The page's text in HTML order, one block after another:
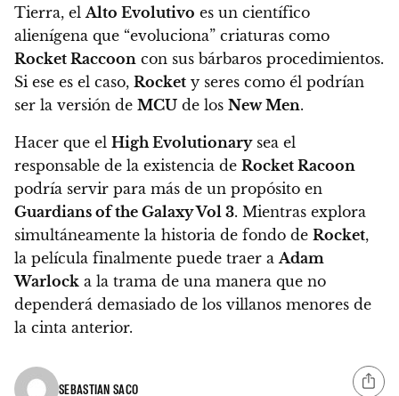
Tierra, elAlto Evolutivo es un científico
alienígena que “evoluciona” criaturas como
Rocket Raccoon con sus bárbaros procedimientos.
Si ese es el caso, Rocket y seres como él podrían
ser la versión de MCU de los New Men.
Hacer que el High Evolutionarysea el
responsable de la existencia de Rocket Racoon
podría servir para más de un propósito en
Guardians of the Galaxy Vol 3. Mientras explora
simultáneamente la historia de fondo de Rocket,
la película finalmente puede traer aAdam
Warlock a la trama de una manera que no
dependerá demasiado de los villanos menores de
la cinta anterior.
SEBASTIAN SACO